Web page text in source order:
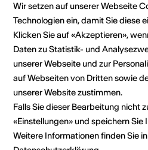
1950
E-Mail
Rubrik
Art der
Konzert
Ab 18
Wir setzen auf unserer Webseite
Technologien ein, damit Sie diese
Klicken Sie auf «Akzeptieren»,
Daten zu Statistik- und
unserer Webseite und zur
auf Webseiten von Dritten sowie
unserer Website zustimmen.
Falls Sie dieser Bearbeitung nicht
«Einstellungen» und speichern Sie
Weitere Informationen finden Sie